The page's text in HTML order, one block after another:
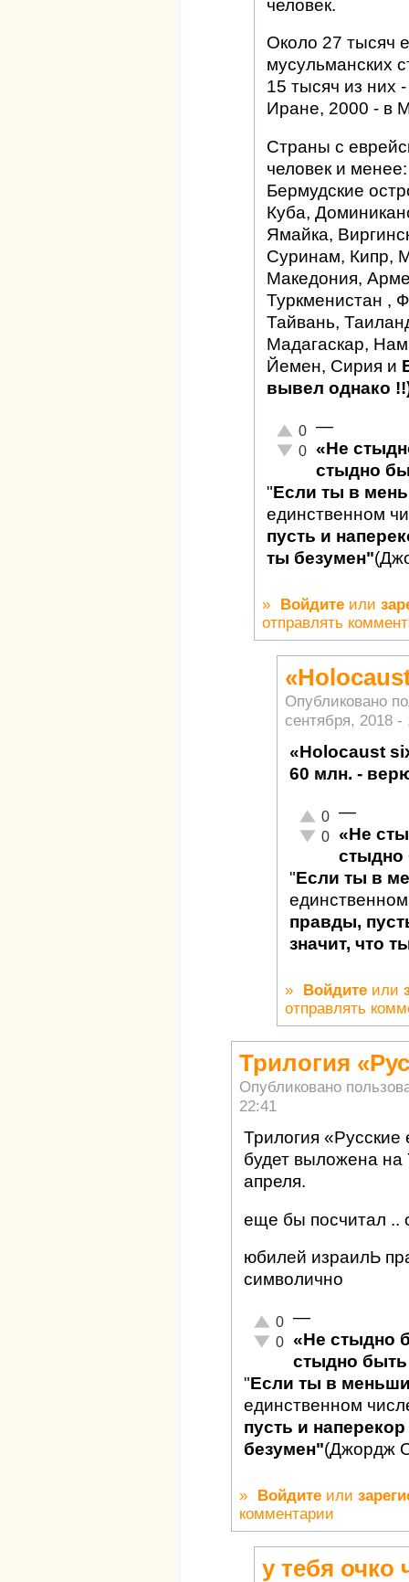
человек.
Около 27 тысяч
мусульманских
15 тысяч из них
Иране, 2000 - в
Страны с
человек и менее:
Бермудские
Куба,
Ямайка,
Суринам, Кипр,
Македония,
Туркменистан ,
Тайвань,
Мадагаскар,
Йемен, Сирия и
вывел однако
Отлично!
0
Неадекватно!
0
—
«Не
стыдно
"Если ты в
единственном
пусть и
ты безумен"
» Войдите или
отправлять
Опубликовано
сентября, 2018 -
«Holocaust
60 млн. -
Отлично!
0
Неадекватно!
0
—
«Не
стыдно
"Если ты в
правды,
значит, что
» Войдите или
отправлять
Трилогия
Опубликовано
22:41
Трилогия
будет выложена на
апреля.
еще бы посчитал ..
юбилей израилЬ
символично
Отлично!
0
Неадекватно!
0
—
«Не стыдно
стыдно быть
"Если ты в
единственном
пусть и
безумен"(Джордж
» Войдите или
комментарии
у тебя очко